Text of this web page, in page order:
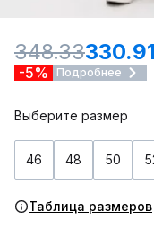
348.33
-5% Подробнее
Выберите размер
46 48 50
Таблица размеров